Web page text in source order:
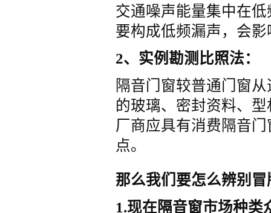
交通噪声能量集中在
要构成低频漏声，会
2、实例勘测比照法：
隔音门窗较普通门窗
的玻璃、密封资料、
厂商应具有消费隔音
点。
那么我们要怎么辨别
1.现在隔音窗市场种类